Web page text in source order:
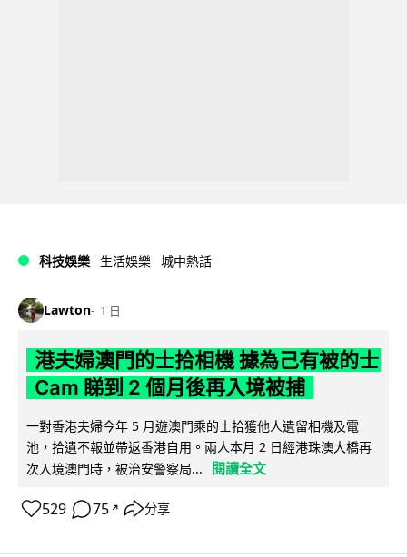
科技娛樂 生活娛樂 城中熱話
Lawton 1 日
港夫婦澳門的士拾相機 據為己有被的士
Cam 睇到 2 個月後再入境被捕
一對香港夫婦今年 5 月遊澳門乘的士拾獲他人遺留相機及電
池，拾遺不報並帶返香港自用。兩人本月 2 日經港珠澳大橋再
次入境澳門時，被治安警察局...
閱讀全文
529 75 ↗ 分享